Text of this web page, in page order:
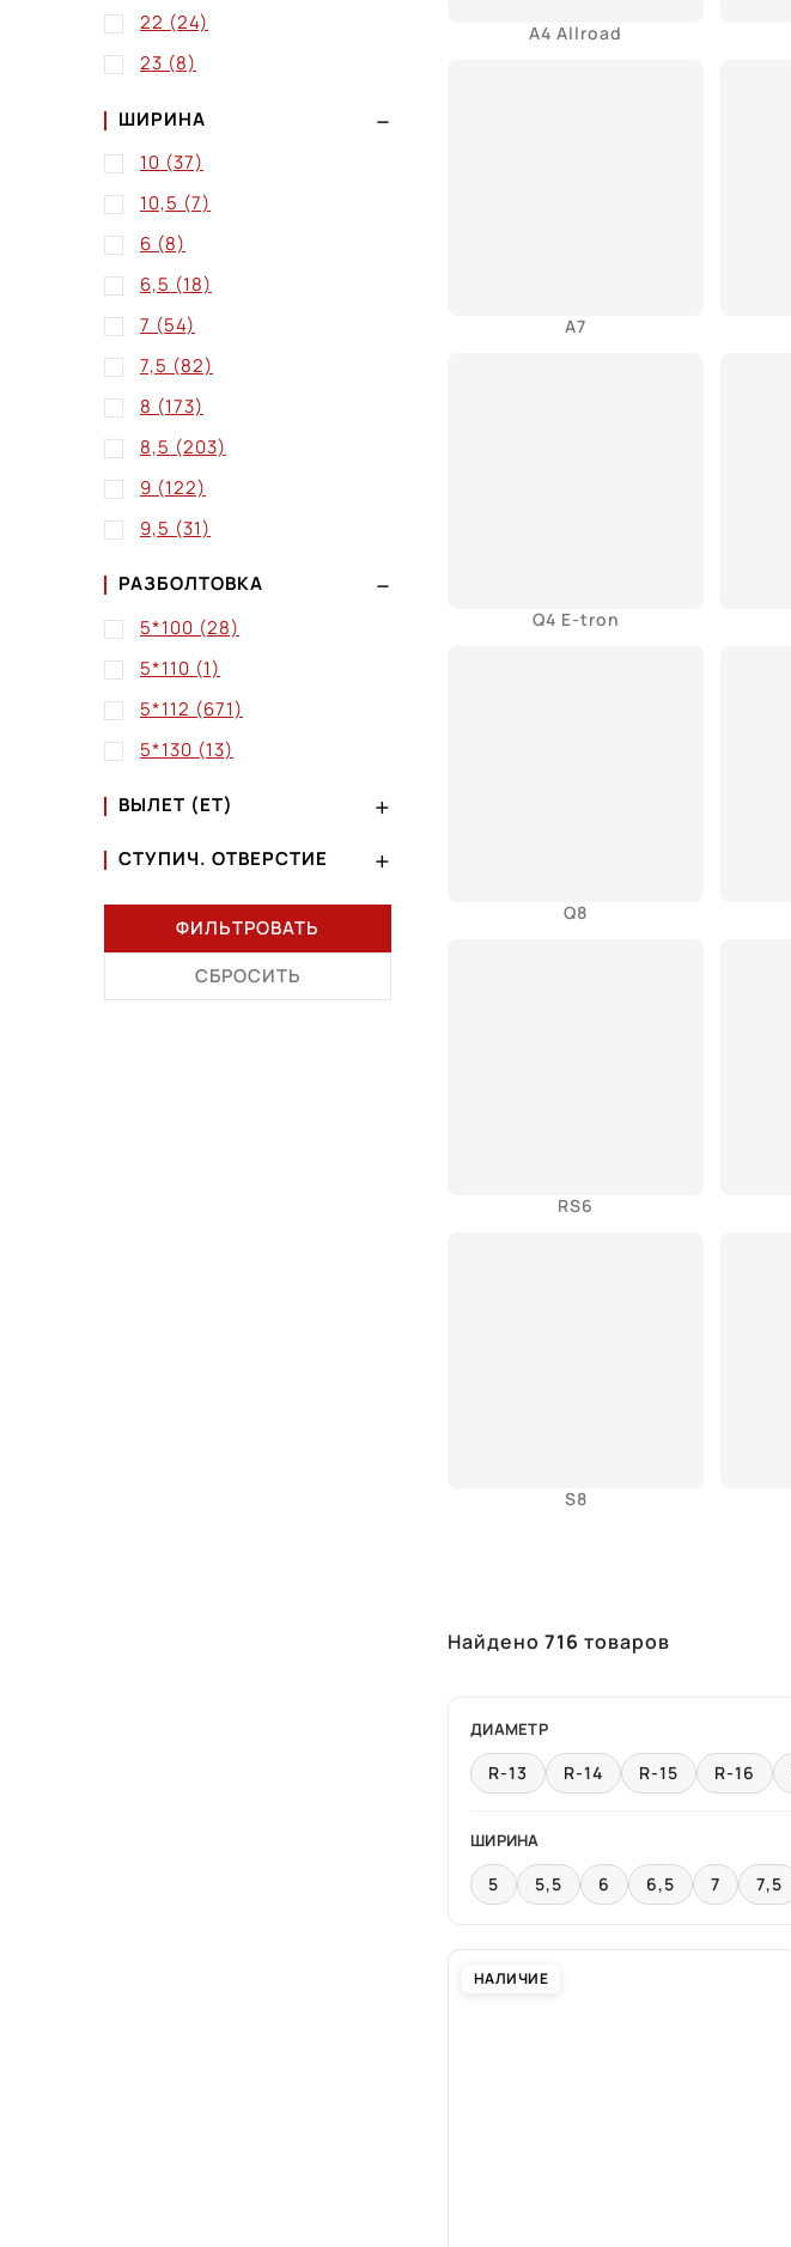
A4 Allroad
A7
Q4 E-tron
Q8
RS6
S8
Найдено 716 товаров
ДИАМЕТР
R-13 R-14 R-15 R-16
ШИРИНА
5 5,5 6 6,5 7 7,5
НАЛИЧИЕ
22 (24)
23 (8)
ШИРИНА
10 (37)
10,5 (7)
6 (8)
6,5 (18)
7 (54)
7,5 (82)
8 (173)
8,5 (203)
9 (122)
9,5 (31)
РАЗБОЛТОВКА
5*100 (28)
5*110 (1)
5*112 (671)
5*130 (13)
ВЫЛЕТ (ET)
СТУПИЧ. ОТВЕРСТИЕ
ФИЛЬТРОВАТЬ
СБРОСИТЬ